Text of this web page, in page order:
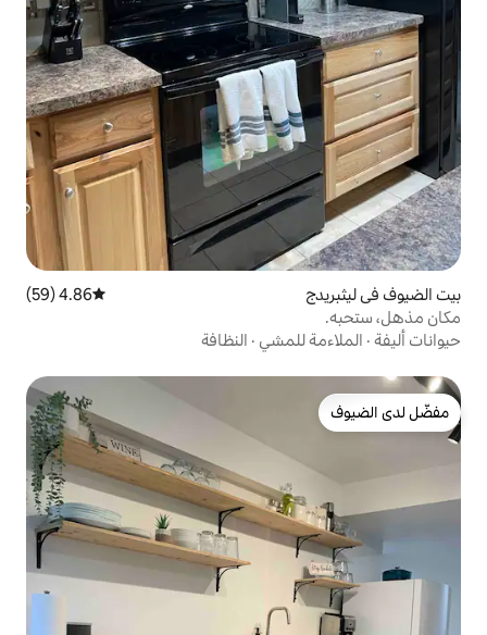
·النظافة